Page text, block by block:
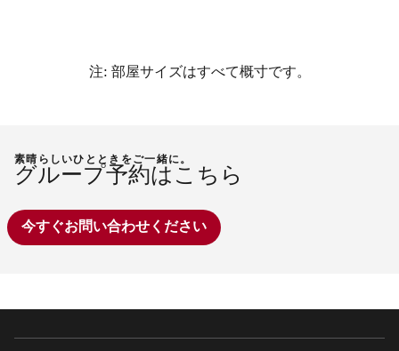
注: 部屋サイズはすべて概寸です。
素晴らしいひとときをご一緒に。
グループ予約はこちら
今すぐお問い合わせください